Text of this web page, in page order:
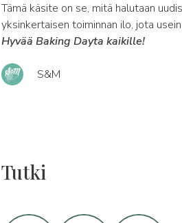
Tämä käsite on se, mitä halutaan
yksinkertaisen toiminnan ilo, jota
Hyvää Baking Dayta kaikille!
S&M
Tutki